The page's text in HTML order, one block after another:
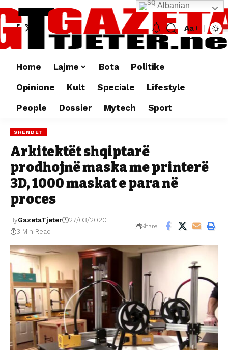
Aa
Home Lajme Bota
Politike
Opinione
Kult Speciale
Lifestyle
People
Dossier Mytech Sport
SHËNDET
Arkitektët shqiptarë
prodhojnë maska me printerë
3D, 1000 maskat e para në
proces
ByGazetaTjeter
27/03/2020
3 Min Read
Share
Albanian